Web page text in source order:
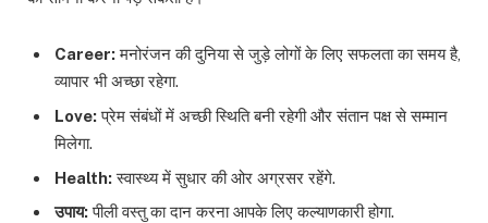
Career:मनोरंजन की दुनिया से जुड़े लोगों के लिए सफलता का समय है,
व्यापार भी अच्छा रहेगा.
Love:प्रेम संबंधों में अच्छी स्थिति बनी रहेगी और संतान पक्ष से सम्मान
मिलेगा.
Health:स्वास्थ्य में सुधार की ओर अग्रसर रहेंगे.
उपाय:पीली वस्तु का दान करना आपके लिए कल्याणकारी होगा.